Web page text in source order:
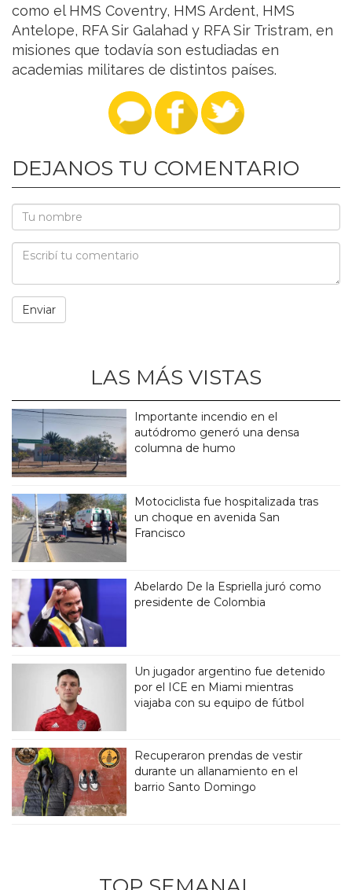
como el HMS Coventry, HMS Ardent, HMS
Antelope, RFA Sir Galahad y RFA Sir Tristram, en
misiones que todavía son estudiadas en
academias militares de distintos países.
DEJANOS TU COMENTARIO
LAS MÁS VISTAS
Importante incendio en el
autódromo generó una densa
columna de humo
Motociclista fue hospitalizada tras
un choque en avenida San
Francisco
Abelardo De la Espriella juró como
presidente de Colombia
Un jugador argentino fue detenido
por el ICE en Miami mientras
viajaba con su equipo de fútbol
Recuperaron prendas de vestir
durante un allanamiento en el
barrio Santo Domingo